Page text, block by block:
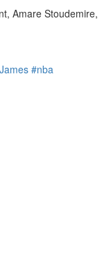
Amare Stoudemire,
#nba